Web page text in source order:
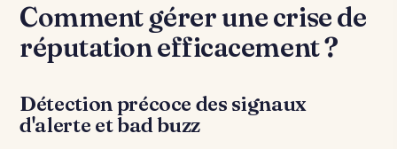
Comment gérer une crise de
réputation efficacement ?
Détection précoce des signaux
d'alerte et bad buzz